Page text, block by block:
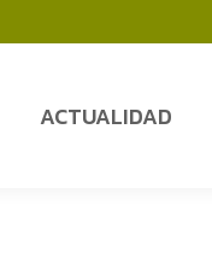
ACTUALIDAD
ACTUALIDAD